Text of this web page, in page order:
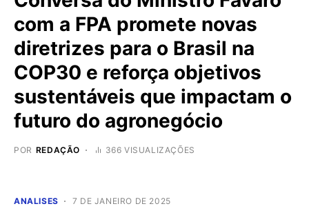
com a FPA promete novas
diretrizes para o Brasil na
COP30 e reforça objetivos
sustentáveis que impactam o
futuro do agronegócio
POR REDAÇÃO 366 VISUALIZAÇÕES
ANALISES 7 DE JANEIRO DE 2025